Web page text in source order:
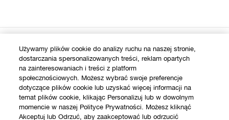
Znajdź sklep
Oferty
WAŻNE INFORMACJE
Filozofia Clinique
POTRZEBUJESZ POMOCY?
Używamy plików cookie do analizy ruchu na naszej stronie,
dostarczania spersonalizowanych treści, reklam opartych
na zainteresowaniach i treści z platform
społecznościowych. Możesz wybrać swoje preferencje
dotyczące plików cookie lub uzyskać więcej informacji na
temat plików cookie, klikając Personalizuj lub w dowolnym
momencie w naszej Polityce Prywatności. Możesz kliknąć
Akceptuj lub Odrzuć, aby zaakceptować lub odrzucić